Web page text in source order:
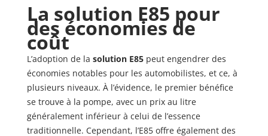
La solution E85 pour
des économies de
coût
L’adoption de la solution E85 peut engendrer des
économies notables pour les automobilistes, et ce, à
plusieurs niveaux. À l’évidence, le premier bénéfice
se trouve à la pompe, avec un prix au litre
généralement inférieur à celui de l’essence
traditionnelle. Cependant, l’E85 offre également des